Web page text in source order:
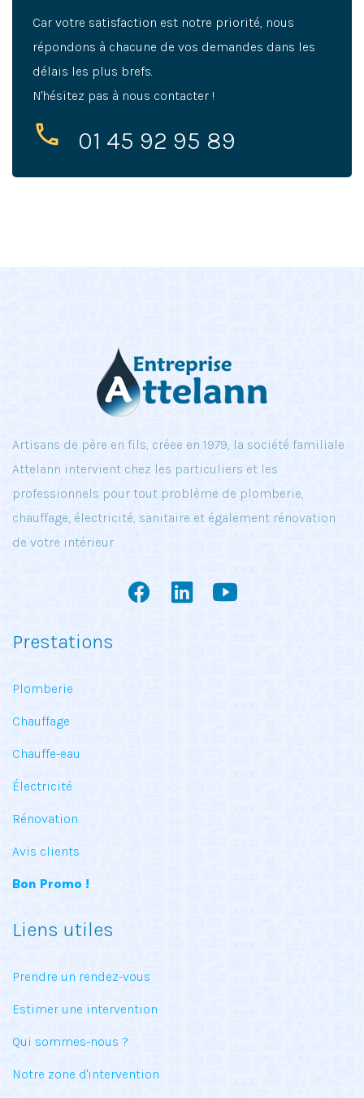
Car votre satisfaction est notre priorité, nous
répondons à chacune de vos demandes dans les
délais les plus brefs.
N'hésitez pas à nous contacter !
01 45 92 95 89
Artisans de père en fils, créee en 1979, la société familiale
Attelann intervient chez les particuliers et les
professionnels pour tout problème de plomberie,
chauffage, électricité, sanitaire et également rénovation
de votre intérieur.
Prestations
Plomberie
Chauffage
Chauffe-eau
Électricité
Rénovation
Avis clients
Bon Promo !
Liens utiles
Prendre un rendez-vous
Estimer une intervention
Qui sommes-nous ?
Notre zone d'intervention